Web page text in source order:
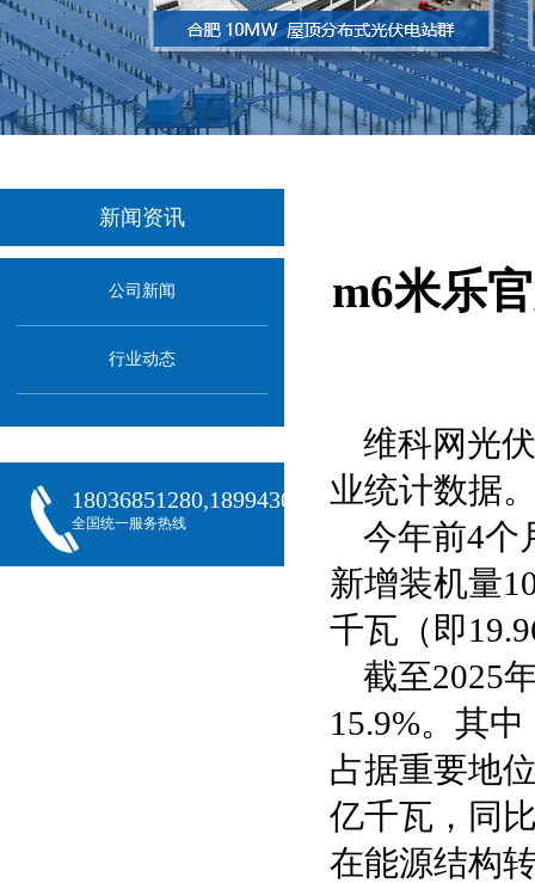
新闻资讯
公司新闻
行业动态
18036851280,18994301288,18068407382
全国统一服务热线
m6米乐
维科网光
业统计数据
今年前4个
新增装机量
千瓦（即
截至2025
15.9%。其
占据重要地
亿千瓦，同
在能源结构